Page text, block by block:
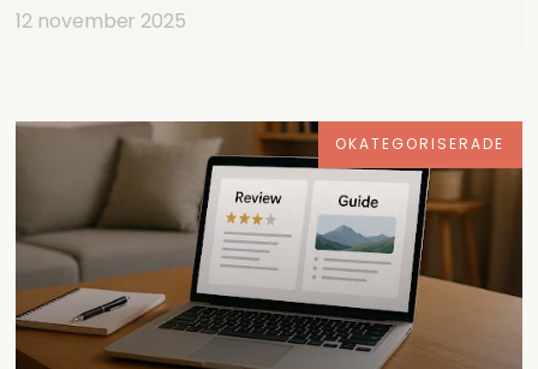
12 november 2025
OKATEGORISERADE